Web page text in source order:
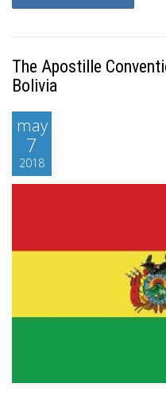
The Apostille
Bolivia
may
7
2018